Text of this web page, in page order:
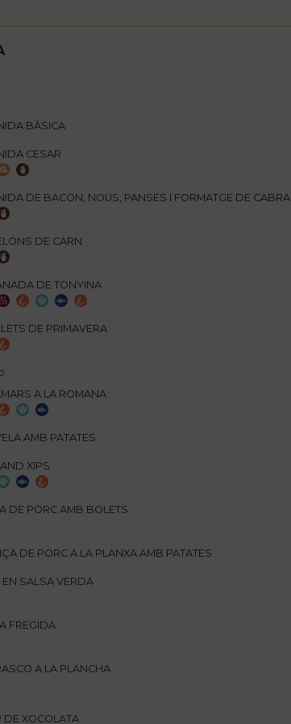
BÀSICA
CESAR
DE BACON, NOUS, PANSES I FORMATGE DE CABRA
DE CARN
DE TONYINA
DE PRIMAVERA
A LA ROMANA
AMB PATATES
XIPS
DE PORC AMB BOLETS
DE PORC A LA PLANXA AMB PATATES
EN SALSA VERDA
FREGIDA
A LA PLANCHA
DE XOCOLATA